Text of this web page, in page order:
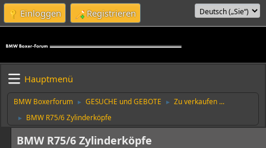
Einloggen Registrieren
Hauptmenü
BMW Boxerforum ► GESUCHE und GEBOTE ► Zu verkaufen ...
► BMW R75/6 Zylinderköpfe
BMW R75/6 Zylinderköpfe